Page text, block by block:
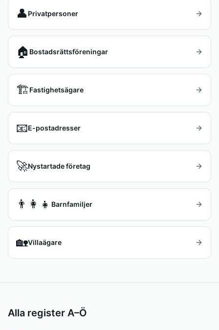
👤 Privatpersoner
🏠 Bostadsrättsföreningar
🏗️Fastighetsägare
📧E-postadresser
🚀Nystartade företag
👨‍👩‍👧 Barnfamiljer
🏡Villaägare
Alla register A–Ö